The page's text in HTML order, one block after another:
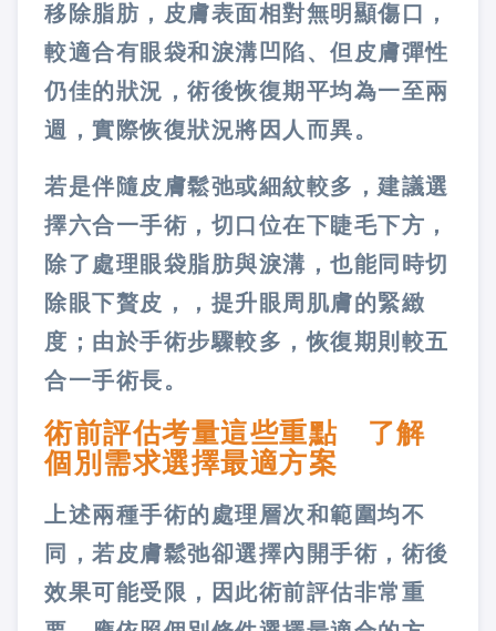
移除脂肪，皮膚表面相對無明顯傷口，
較適合有眼袋和淚溝凹陷、但皮膚彈性
仍佳的狀況，術後恢復期平均為一至兩
週，實際恢復狀況將因人而異。
若是伴隨皮膚鬆弛或細紋較多，建議選
擇六合一手術，切口位在下睫毛下方，
除了處理眼袋脂肪與淚溝，也能同時切
除眼下贅皮，，提升眼周肌膚的緊緻
度；由於手術步驟較多，恢復期則較五
合一手術長。
術前評估考量這些重點 了解
個別需求選擇最適方案
上述兩種手術的處理層次和範圍均不
同，若皮膚鬆弛卻選擇內開手術，術後
效果可能受限，因此術前評估非常重